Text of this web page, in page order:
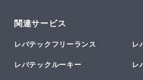
関連サービス
レバテックフリーランス レ
レバテックルーキー レ